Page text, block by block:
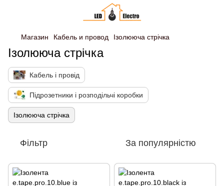
Магазин Кабель и провод Ізолююча стрічка
Ізолююча стрічка
Кабель і провід
Підрозетники і розподільчі коробки
Ізолююча стрічка
Фільтр За популярністю